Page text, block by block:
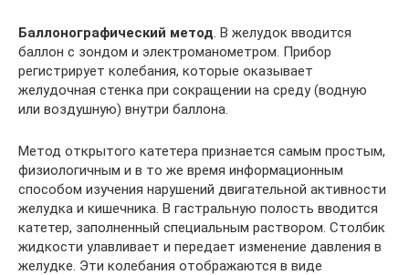
Баллонографический метод . В желудок вводится
баллон с зондом и электроманометром. Прибор
регистрирует колебания, которые оказывает
желудочная стенка при сокращении на среду (водную
или воздушную) внутри баллона.
Метод открытого катетера признается самым простым,
физиологичным и в то же время информационным
способом изучения нарушений двигательной активности
желудка и кишечника. В гастральную полость вводится
катетер, заполненный специальным раствором. Столбик
жидкости улавливает и передает изменение давления в
желудке. Эти колебания отображаются в виде